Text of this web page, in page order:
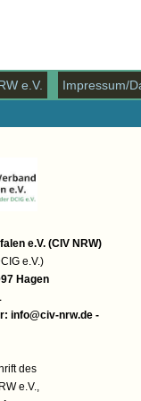
e.V. Impressum/
e.V. (CIV NRW)
e.V.)
Hagen
info@civ-nrw.de-
des
e.V.,